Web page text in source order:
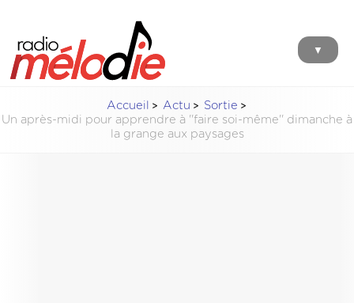
▼
Accueil Actu
Sortie
Un après-midi pour apprendre à ''faire soi-même'' dimanche à
la grange aux paysages